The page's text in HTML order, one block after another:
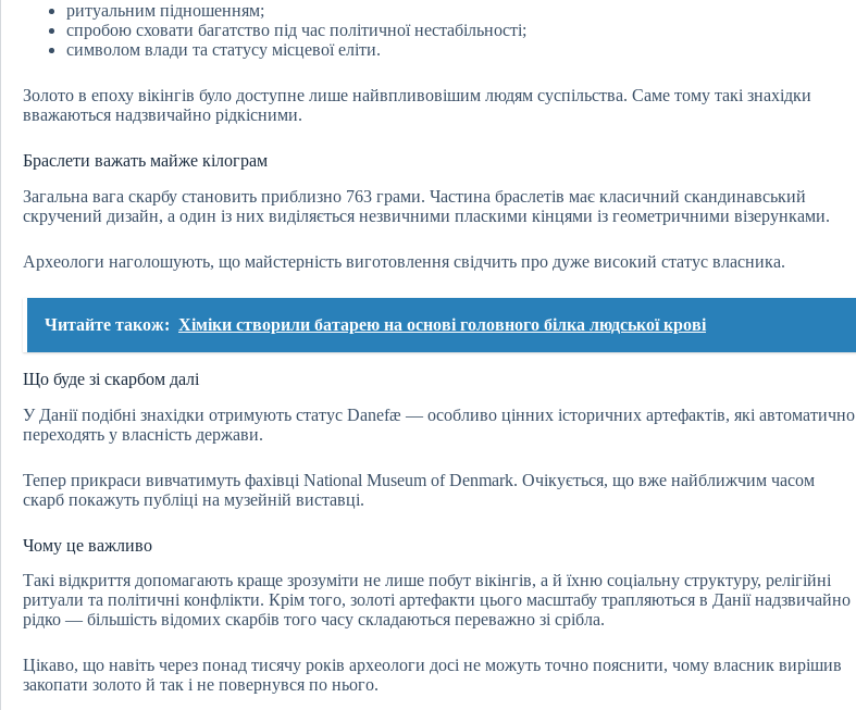
ритуальним підношенням;
спробою сховати багатство під час політичної нестабільності;
символом влади та статусу місцевої еліти.
Золото в епоху вікінгів було доступне лише найвпливовішим людям суспільства. Саме тому такі знахідки
вважаються надзвичайно рідкісними.
Браслети важать майже кілограм
Загальна вага скарбу становить приблизно 763 грами. Частина браслетів має класичний скандинавський
скручений дизайн, а один із них виділяється незвичними пласкими кінцями із геометричними візерунками.
Археологи наголошують, що майстерність виготовлення свідчить про дуже високий статус власника.
Читайте також: Хіміки створили батарею на основі головного білка людської крові
Що буде зі скарбом далі
У Данії подібні знахідки отримують статус Danefæ — особливо цінних історичних артефактів, які автоматично
переходять у власність держави.
Тепер прикраси вивчатимуть фахівці National Museum of Denmark. Очікується, що вже найближчим часом
скарб покажуть публіці на музейній виставці.
Чому це важливо
Такі відкриття допомагають краще зрозуміти не лише побут вікінгів, а й їхню соціальну структуру, релігійні
ритуали та політичні конфлікти. Крім того, золоті артефакти цього масштабу трапляються в Данії надзвичайно
рідко — більшість відомих скарбів того часу складаються переважно зі срібла.
Цікаво, що навіть через понад тисячу років археологи досі не можуть точно пояснити, чому власник вирішив
закопати золото й так і не повернувся по нього.